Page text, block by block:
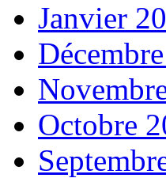
Janvier
Octobre